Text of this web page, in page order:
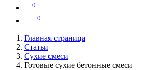
0
0
Главная страница
Статьи
Сухие смеси
Готовые сухие бетонные смеси